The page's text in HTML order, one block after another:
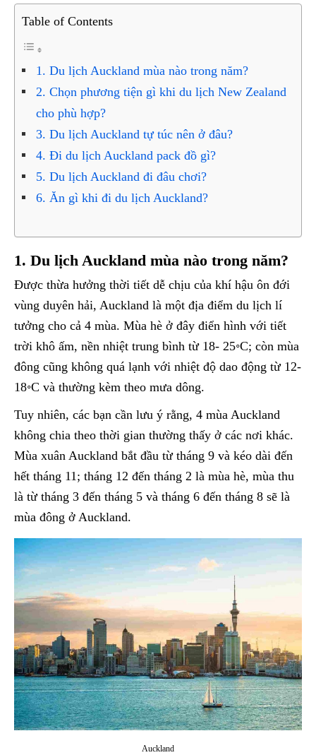
Table of Contents
1. Du lịch Auckland mùa nào trong năm?
2. Chọn phương tiện gì khi du lịch New Zealand
cho phù hợp?
3. Du lịch Auckland tự túc nên ở đâu?
4. Đi du lịch Auckland pack đồ gì?
5. Du lịch Auckland đi đâu chơi?
6. Ăn gì khi đi du lịch Auckland?
1. Du lịch Auckland mùa nào trong năm?
Được thừa hưởng thời tiết dễ chịu của khí hậu ôn đới
vùng duyên hải, Auckland là một địa điểm du lịch lí
tưởng cho cả 4 mùa. Mùa hè ở đây điển hình với tiết
trời khô ấm, nền nhiệt trung bình từ 18- 25◦C; còn mùa
đông cũng không quá lạnh với nhiệt độ dao động từ 12-
18◦C và thường kèm theo mưa dông.
Tuy nhiên, các bạn cần lưu ý rằng, 4 mùa Auckland
không chia theo thời gian thường thấy ở các nơi khác.
Mùa xuân Auckland bắt đầu từ tháng 9 và kéo dài đến
hết tháng 11; tháng 12 đến tháng 2 là mùa hè, mùa thu
là từ tháng 3 đến tháng 5 và tháng 6 đến tháng 8 sẽ là
mùa đông ở Auckland.
Auckland